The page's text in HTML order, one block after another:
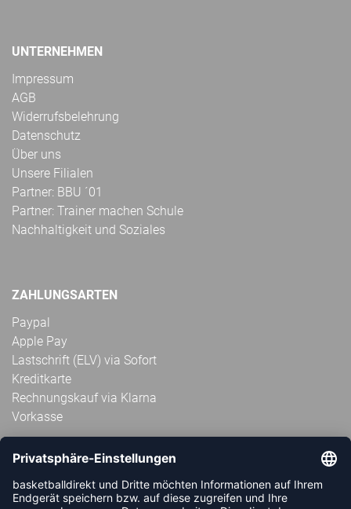
UNTERNEHMEN
Impressum
AGB
Widerrufsbelehrung
Datenschutz
Über uns
Unsere Filialen
Partner: BBU ´01
Partner: Trainer machen Schule
Nachhaltigkeit und Soziales
ZAHLUNGSARTEN
Paypal
Apple Pay
Lastschrift (ELV) via Sofort
Kreditkarte
Rechnungskauf via Klarna
Vorkasse
ABONNIERE JETZT DEN KOSTENLOSEN
HANDBALLDIREKT-NEWSLETTER UND VERPASSE KEINE